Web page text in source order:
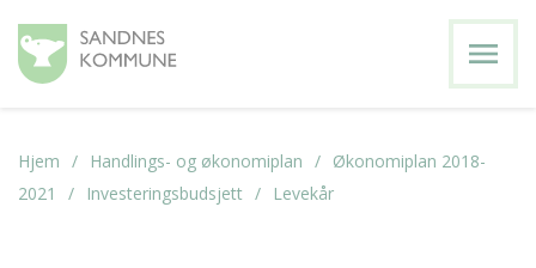
menu
Hjem Handlings- og økonomiplan
Økonomiplan 2018-
2021
Investeringsbudsjett Levekår